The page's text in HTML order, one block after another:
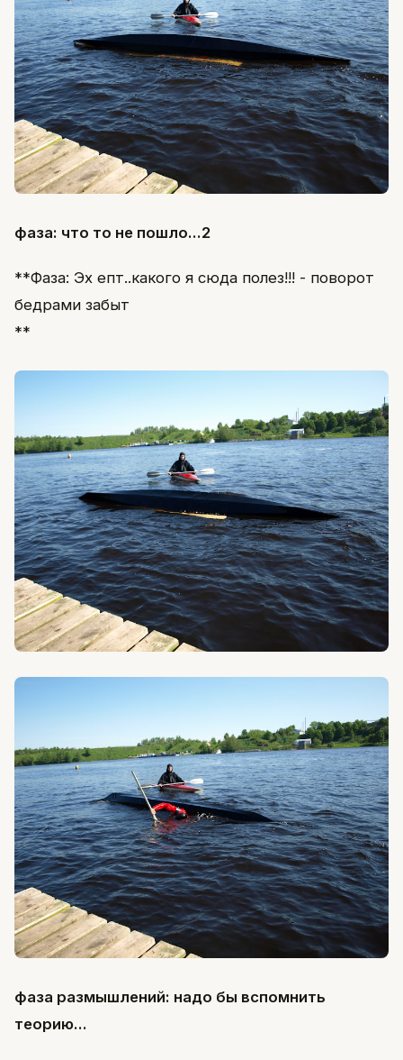
фаза: что то не пошло...2
**Фаза: Эх епт..какого я сюда полез!!! - поворот
бедрами забыт
**
фаза размышлений: надо бы вспомнить
теорию...